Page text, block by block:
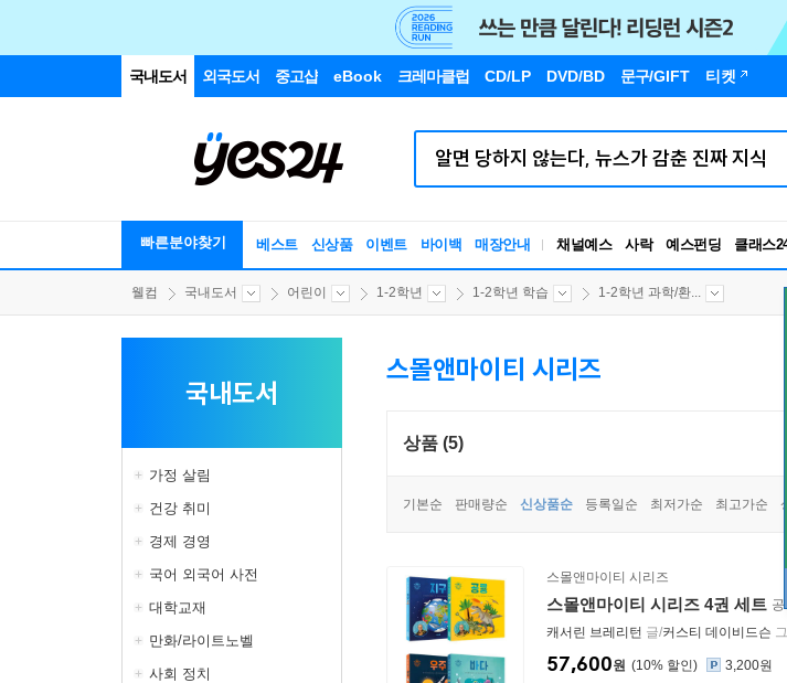
국내도서 외국도서 중고샵 eBook 크레마클럽 CD/LP DVD/BD 문구/GIFT 티켓
빠른분야찾기 베스트 신상품 이벤트 바이백 매장안내 채널예스 사락 예스펀딩 클래스
웰컴 국내도서 어린이 1-2학년 1-2학년 학습 1-2학년 과학/환...
국내도서
가정 살림
건강 취미
경제 경영
국어 외국어 사전
대학교재
만화/라이트노벨
사회 정치
스몰앤마이티 시리즈
상품 (5)
기본순 판매량순 신상품순 등록일순 최저가순 최고가순
스몰앤마이티 시리즈
스몰앤마이티 시리즈 4권 세트
캐서린 브레리턴 글/커스티 데이비드슨
10%
57,600원 3,200원